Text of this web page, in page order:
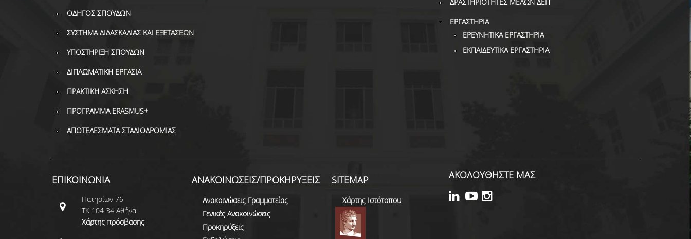
ΟΔΗΓΟΣ ΣΠΟΥΔΩΝ
ΣΥΣΤΗΜΑ ΔΙΔΑΣΚΑΛΙΑΣ ΚΑΙ ΕΞΕΤΑΣΕΩΝ
ΥΠΟΣΤΗΡΙΞΗ ΣΠΟΥΔΩΝ
ΔΙΠΛΩΜΑΤΙΚΗ ΕΡΓΑΣΙΑ
ΠΡΑΚΤΙΚΗ ΑΣΚΗΣΗ
ΠΡΟΓΡΑΜΜΑ ERASMUS+
ΑΠΟΤΕΛΕΣΜΑΤΑ ΣΤΑΔΙΟΔΡΟΜΙΑΣ
ΕΡΓΑΣΤΗΡΙΑ
ΕΡΕΥΝΗΤΙΚΑ ΕΡΓΑΣΤΗΡΙΑ
ΕΚΠΑΙΔΕΥΤΙΚΑ ΕΡΓΑΣΤΗΡΙΑ
ΕΠΙΚΟΙΝΩΝΙΑ
Πατησίων 76
ΤΚ 104 34 Αθήνα
Χάρτης πρόσβασης
ΑΝΑΚΟΙΝΩΣΕΙΣ/ΠΡΟΚΗΡΥΞΕΙΣ
Ανακοινώσεις Γραμματείας
Γενικές Ανακοινώσεις
Προκηρύξεις
SITEMAP
Χάρτης Ιστότοπου
ΑΚΟΛΟΥΘΗΣΤΕ ΜΑΣ